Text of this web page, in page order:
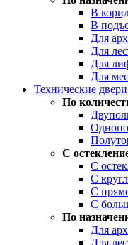
В
В
Для
Для
Для
Для
Технические двери
По
С
С
С
С
С
По
Для
Для